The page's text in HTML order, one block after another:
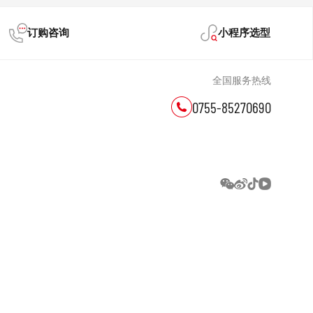
订购咨询 小程序选型
全国服务热线
0755-85270690